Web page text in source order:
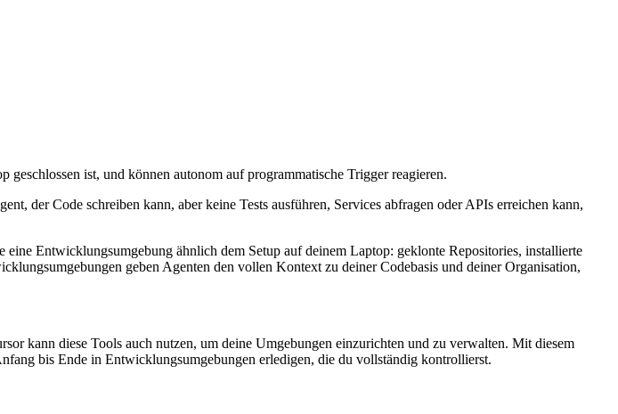
ist, und können autonom auf programmatische Trigger reagieren.
der Code schreiben kann, aber keine Tests ausführen, Services abfragen oder APIs erreichen kann,
Entwicklungsumgebung ähnlich dem Setup auf deinem Laptop: geklonte Repositories, installierte
geben Agenten den vollen Kontext zu deiner Codebasis und deiner Organisation,
kann diese Tools auch nutzen, um deine Umgebungen einzurichten und zu verwalten. Mit diesem
bis Ende in Entwicklungsumgebungen erledigen, die du vollständig kontrollierst.